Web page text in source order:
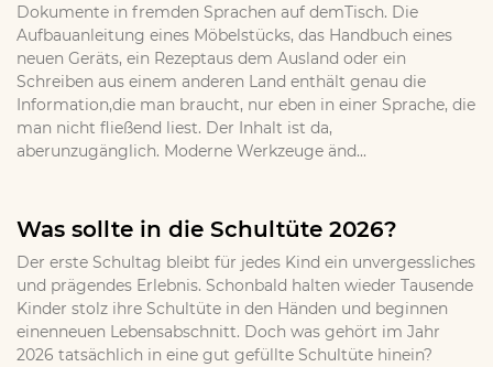
Dokumente in fremden Sprachen auf demTisch. Die
Aufbauanleitung eines Möbelstücks, das Handbuch eines
neuen Geräts, ein Rezeptaus dem Ausland oder ein
Schreiben aus einem anderen Land enthält genau die
Information,die man braucht, nur eben in einer Sprache, die
man nicht fließend liest. Der Inhalt ist da,
aberunzugänglich. Moderne Werkzeuge änd...
Was sollte in die Schultüte 2026?
Der erste Schultag bleibt für jedes Kind ein unvergessliches
und prägendes Erlebnis. Schonbald halten wieder Tausende
Kinder stolz ihre Schultüte in den Händen und beginnen
einenneuen Lebensabschnitt. Doch was gehört im Jahr
2026 tatsächlich in eine gut gefüllte Schultüte hinein?